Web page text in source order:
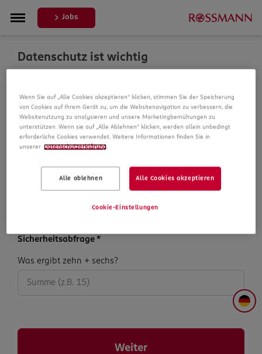
DE
Jobs
Datenschutz ist wichtig
verarbeiten wir Daten von Ihnen. In unseren
Datenschutzbestimmungen informieren wir Sie über die
Datenspeicherung und Ihre Rechte, bevor Sie mit Ihrer
Bewerbung fortfahren.
Datenschutz­hinweise
Datenschutzhinweise
Sicherheits­abfrage *
Sicherheits­
abfrage:
Was ergibt zehn + sechs?
Weiter
Wenn Sie auf „Alle Cookies akzeptieren“ klicken, stimmen Sie der Speicherung
von Cookies auf Ihrem Gerät zu, um die Websitenavigation zu verbessern, die
Websitenutzung zu analysieren und unsere Marketingbemühungen zu
unterstützen. Wenn sie auf „Alle Ablehnen“ klicken, werden allein unbedingt
erforderliche Cookies verwendet. Weitere Informationen finden Sie in
unserer Datenschutzerklärung
Alle ablehnen Alle Cookies akzeptieren
Cookie-Einstellungen